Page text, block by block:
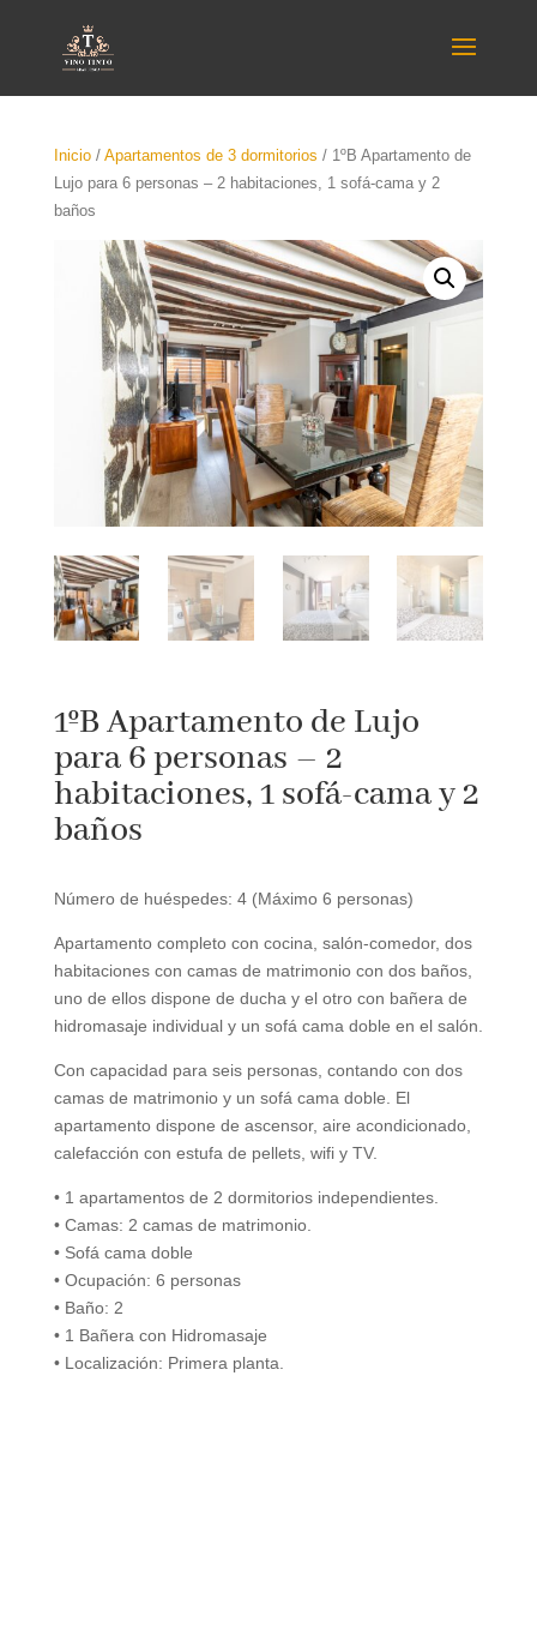
Inicio/ Apartamentos de 3 dormitorios / 1ºB Apartamento de
Lujo para 6 personas – 2 habitaciones, 1 sofá-cama y 2
baños
1ºB Apartamento de Lujo
para 6 personas – 2
habitaciones, 1 sofá-cama y 2
baños
Número de huéspedes: 4 (Máximo 6 personas)
Apartamento completo con cocina, salón-comedor, dos
habitaciones con camas de matrimonio con dos baños,
uno de ellos dispone de ducha y el otro con bañera de
hidromasaje individual y un sofá cama doble en el salón.
Con capacidad para seis personas, contando con dos
camas de matrimonio y un sofá cama doble. El
apartamento dispone de ascensor, aire acondicionado,
calefacción con estufa de pellets, wifi y TV.
• 1 apartamentos de 2 dormitorios independientes.
• Camas: 2 camas de matrimonio.
• Sofá cama doble
• Ocupación: 6 personas
• Baño: 2
• 1 Bañera con Hidromasaje
• Localización: Primera planta.